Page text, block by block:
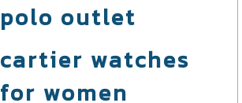
polo outlet
cartier watches
for women